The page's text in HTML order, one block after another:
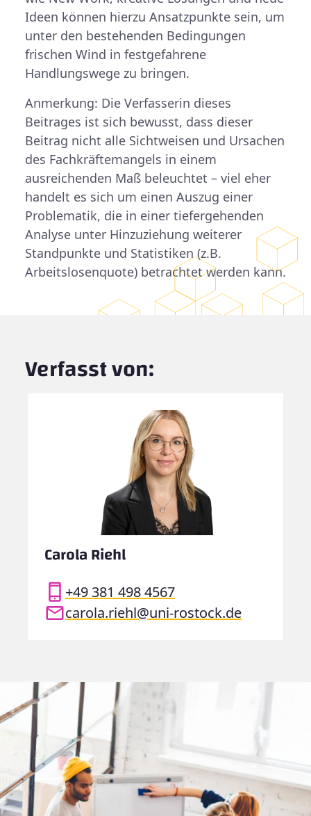
Ideen können hierzu Ansatzpunkte sein, um
unter den bestehenden Bedingungen
frischen Wind in festgefahrene
Handlungswege zu bringen.
Anmerkung: Die Verfasserin dieses
Beitrages ist sich bewusst, dass dieser
Beitrag nicht alle Sichtweisen und Ursachen
des Fachkräftemangels in einem
ausreichenden Maß beleuchtet – viel eher
handelt es sich um einen Auszug einer
Problematik, die in einer tiefergehenden
Analyse unter Hinzuziehung weiterer
Standpunkte und Statistiken (z.B.
Arbeitslosenquote) betrachtet werden kann.
Verfasst von:
Carola Riehl
+49 381 498 4567
carola.riehl@uni-rostock.de